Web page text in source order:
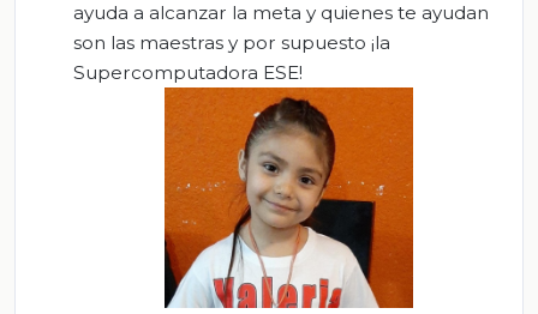
ayuda a alcanzar la meta y quienes te ayudan
son las maestras y por supuesto ¡la
Supercomputadora ESE!